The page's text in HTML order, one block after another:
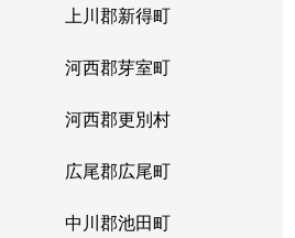
上川郡新得町
河西郡芽室町
河西郡更別村
広尾郡広尾町
中川郡池田町